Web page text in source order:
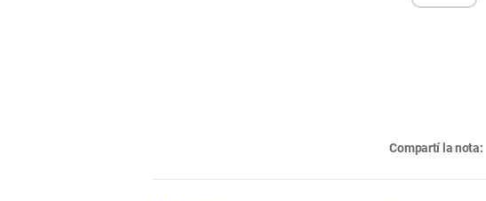
Compartí la nota: